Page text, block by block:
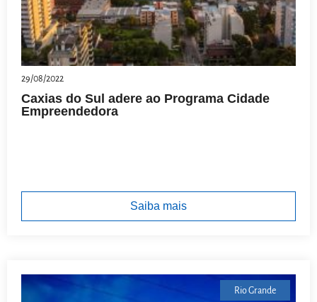
29/08/2022
Caxias do Sul adere ao Programa Cidade
Empreendedora
Saiba mais
Rio Grande